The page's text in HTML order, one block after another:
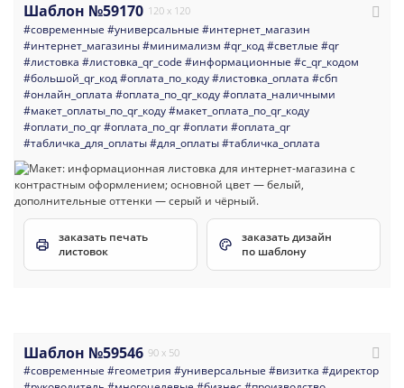
Шаблон №59170 120 x 120
#современные #универсальные #интернет_магазин
#интернет_магазины#минимализм #qr_код#светлые #qr
#листовка #листовка_qr_code #информационные #с_qr_кодом
#большой_qr_код#оплата_по_коду#листовка_оплата #сбп
#онлайн_оплата #оплата_по_qr_коду#оплата_наличными
#макет_оплаты_по_qr_коду#макет_оплата_по_qr_коду
#оплати_по_qr#оплата_по_qr#оплати #оплата_qr
#табличка_для_оплаты#для_оплаты#табличка_оплата
заказать печать
листовок
заказать дизайн
по шаблону
Шаблон №59546 90 x 50
#современные #геометрия #универсальные #визитка #директор